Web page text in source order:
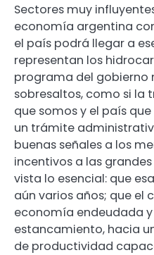
Sectores muy
economía argentina
el país podrá llegar a
representan los
programa del gobierno
sobresaltos, como si la
que somos y el país
un trámite
buenas señales a los
incentivos a las
vista lo esencial: que
aún varios años; que el
economía endeudada
estancamiento, hacia
de productividad